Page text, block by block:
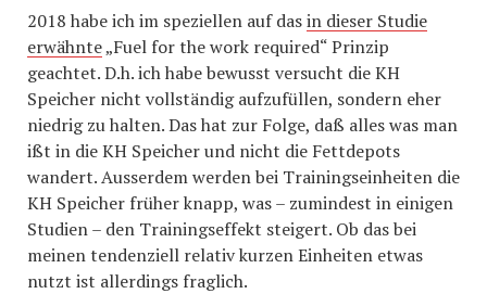
2018 habe ich im speziellen auf dasin dieser Studie
erwähnte„Fuel for the work required“ Prinzip
geachtet. D.h. ich habe bewusst versucht die KH
Speicher nicht vollständig aufzufüllen, sondern eher
niedrig zu halten. Das hat zur Folge, daß alles was man
ißt in die KH Speicher und nicht die Fettdepots
wandert. Ausserdem werden bei Trainingseinheiten die
KH Speicher früher knapp, was – zumindest in einigen
Studien – den Trainingseffekt steigert. Ob das bei
meinen tendenziell relativ kurzen Einheiten etwas
nutzt ist allerdings fraglich.